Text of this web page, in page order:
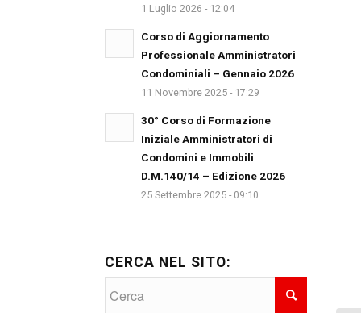
1 Luglio 2026 - 12:04
Corso di Aggiornamento
Professionale Amministratori
Condominiali – Gennaio 2026
11 Novembre 2025 - 17:29
30° Corso di Formazione
Iniziale Amministratori di
Condomini e Immobili
D.M.140/14 – Edizione 2026
25 Settembre 2025 - 09:10
CERCA NEL SITO: